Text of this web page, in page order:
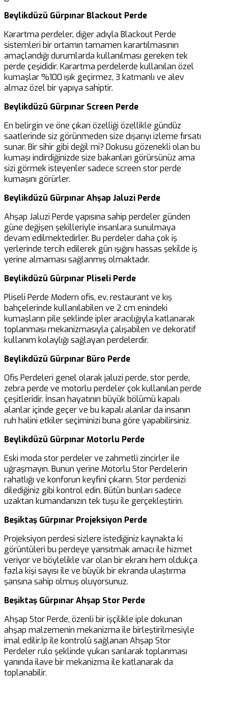
Beylikdüzü Gürpınar Blackout Perde
Karartma perdeler, diğer adıyla Blackout Perde
sistemleri bir ortamın tamamen karartılmasının
amaçlandığı durumlarda kullanılması gereken tek
perde çeşididir. Karartma perdelerde kullanılan özel
kumaşlar %100 ışık geçirmez, 3 katmanlı ve alev
almaz özel bir yapıya sahiptir.
Beylikdüzü Gürpınar Screen Perde
En belirgin ve öne çıkan özelliği özellikle gündüz
saatlerinde siz görünmeden size dışarıyı izleme fırsatı
sunar. Bir sihir gibi değil mi? Dokusu gözenekli olan bu
kumaşı indirdiğinizde size bakanları görürsünüz ama
sizi görmek isteyenler sadece screen stor perde
kumaşını görürler.
Beylikdüzü Gürpınar Ahşap Jaluzi Perde
Ahşap Jaluzi Perde yapısına sahip perdeler günden
güne değişen şekilleriyle insanlara sunulmaya
devam edilmektedirler. Bu perdeler daha çok iş
yerlerinde tercih edilerek gün ışığını hassas şekilde iş
yerine almaması sağlanmış olmaktadır.
Beylikdüzü Gürpınar Pliseli Perde
Pliseli Perde Modern ofis, ev, restaurant ve kış
bahçelerinde kullanılabilen ve 2 cm enindeki
kumaşların pile şeklinde ipler aracılığıyla katlanarak
toplanması mekanizmasıyla çalışabilen ve dekoratif
kullanım kolaylığı sağlayan perdelerdir.
Beylikdüzü Gürpınar Büro Perde
Ofis Perdeleri genel olarak jaluzi perde, stor perde,
zebra perde ve motorlu perdeler çok kullanılan perde
çeşitleridir. İnsan hayatının büyük bölümü kapalı
alanlar içinde geçer ve bu kapalı alanlar da insanın
ruh halini etkiler seçiminizi buna göre yapabilirsiniz.
Beylikdüzü Gürpınar Motorlu Perde
Eski moda stor perdeler ve zahmetli zincirler ile
uğraşmayın. Bunun yerine Motorlu Stor Perdelerin
rahatlığı ve konforun keyfini çıkarın. Stor perdenizi
dilediğiniz gibi kontrol edin. Bütün bunları sadece
uzaktan kumandanızın tek tuşu ile gerçekleştirin.
Beşiktaş Gürpınar Projeksiyon Perde
Projeksiyon perdesi sizlere istediğiniz kaynakta ki
görüntüleri bu perdeye yansıtmak amacı ile hizmet
veriyor ve böylelikle var olan bir ekranı hem oldukça
fazla kişi sayısı ile ve büyük bir ekranda ulaştırma
şansına sahip olmuş oluyorsunuz.
Beşiktaş Gürpınar Ahşap Stor Perde
Ahşap Stor Perde, özenli bir işçilikle iple dokunan
ahşap malzemenin mekanizma ile birleştirilmesiyle
imal edilir.İp ile kontrolü sağlanan Ahşap Stor
Perdeler rulo şeklinde yukarı sarılarak toplanması
yanında ilave bir mekanizma ile katlanarak da
toplanabilir.